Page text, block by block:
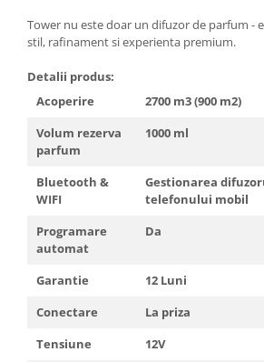
Tower nu este doar un difuzor de parfum -
stil, rafinament si experienta premium.
Detalii produs:
Acoperire
2700 m3 (900 m2)
Volum rezerva
parfum
1000 ml
Bluetooth &
WIFI
Gestionarea
telefonului mobil
Programare
automat
Da
Garantie
12 Luni
Conectare
La priza
Tensiune
12V